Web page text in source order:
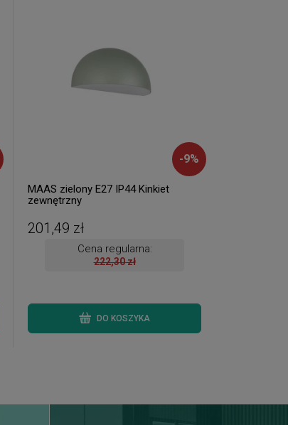
-9%
MAAS zielony E27 IP44 Kinkiet
zewnętrzny
201,49 zł
Cena regularna:
222,30 zł
DO KOSZYKA